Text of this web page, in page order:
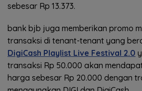
sebesar Rp 13.373.
bank bjb juga memberikan promo
transaksi di tenant-tenant yang
DigiCash Playlist Live Festival 2.0
transaksi Rp 50.000 akan
harga sebesar Rp 20.000 dengan